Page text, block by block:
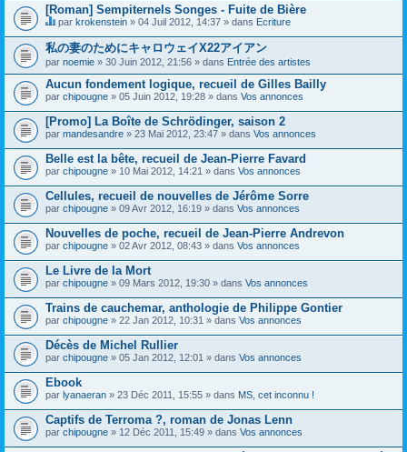
[Roman] Sempiternels Songes - Fuite de Bière
C
e
s
u
j
e
t
o
n
t
i
e
n
t
u
n
o
n
d
a
g
e
par krokenstein » 04 Juil 2012, 14:37 » dans Ecriture
私の妻のためにキャロウェイX22アイアン
par noemie » 30 Juin 2012, 21:56 » dans Entrée des artistes
Aucun fondement logique, recueil de Gilles Bailly
par chipougne » 05 Juin 2012, 19:28 » dans Vos annonces
[Promo] La Boîte de Schrödinger, saison 2
par mandesandre » 23 Mai 2012, 23:47 » dans Vos annonces
Belle est la bête, recueil de Jean-Pierre Favard
par chipougne » 10 Mai 2012, 14:21 » dans Vos annonces
Cellules, recueil de nouvelles de Jérôme Sorre
par chipougne » 09 Avr 2012, 16:19 » dans Vos annonces
Nouvelles de poche, recueil de Jean-Pierre Andrevon
par chipougne » 02 Avr 2012, 08:43 » dans Vos annonces
Le Livre de la Mort
par chipougne » 09 Mars 2012, 19:30 » dans Vos annonces
Trains de cauchemar, anthologie de Philippe Gontier
par chipougne » 22 Jan 2012, 10:31 » dans Vos annonces
Décès de Michel Rullier
par chipougne » 05 Jan 2012, 12:01 » dans Vos annonces
Ebook
par lyanaeran » 23 Déc 2011, 15:55 » dans MS, cet inconnu !
Captifs de Terroma ?, roman de Jonas Lenn
par chipougne » 12 Déc 2011, 15:49 » dans Vos annonces